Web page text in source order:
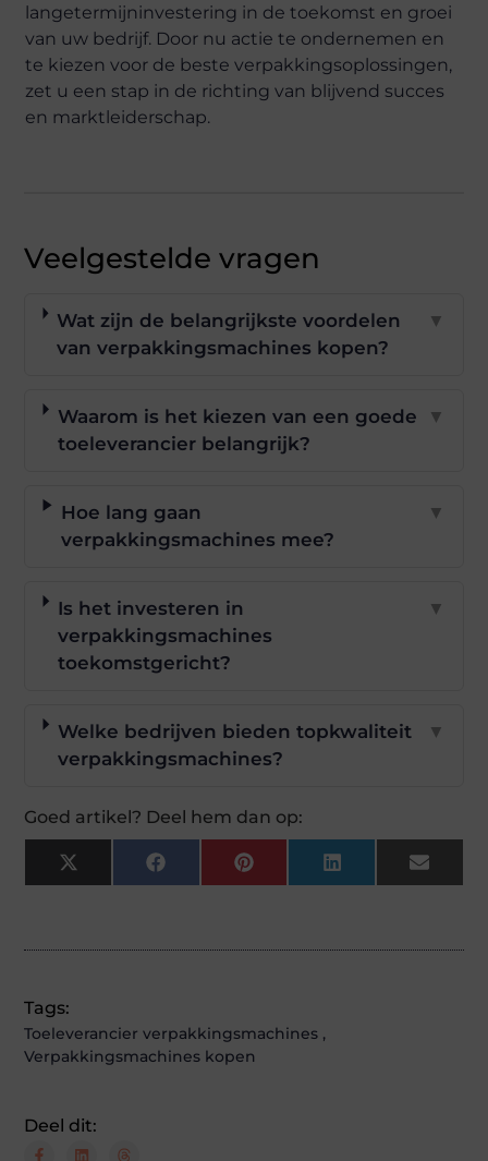
langetermijninvestering in de toekomst en groei
van uw bedrijf. Door nu actie te ondernemen en
te kiezen voor de beste verpakkingsoplossingen,
zet u een stap in de richting van blijvend succes
en marktleiderschap.
Veelgestelde vragen
Wat zijn de belangrijkste voordelen
van verpakkingsmachines kopen?
▼
Waarom is het kiezen van een goede
toeleverancier belangrijk?
▼
Hoe lang gaan
verpakkingsmachines mee?
▼
Is het investeren in
verpakkingsmachines
toekomstgericht?
▼
Welke bedrijven bieden topkwaliteit
verpakkingsmachines?
▼
Goed artikel? Deel hem dan op:
X
(Twitter)
FacebookPinterestLinkedInEmail
Tags:
Toeleverancier verpakkingsmachines ,
Verpakkingsmachines kopen
Deel dit: